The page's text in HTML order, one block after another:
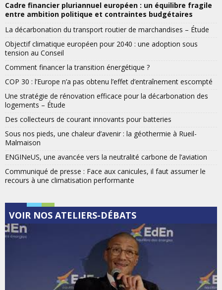
Cadre financier pluriannuel européen : un équilibre fragile
entre ambition politique et contraintes budgétaires
La décarbonation du transport routier de marchandises – Étude
Objectif climatique européen pour 2040 : une adoption sous
tension au Conseil
Comment financer la transition énergétique ?
COP 30 : l’Europe n’a pas obtenu l’effet d’entraînement escompté
Une stratégie de rénovation efficace pour la décarbonation des
logements – Étude
Des collecteurs de courant innovants pour batteries
Sous nos pieds, une chaleur d’avenir : la géothermie à Rueil-
Malmaison
ENGINeUS, une avancée vers la neutralité carbone de l’aviation
Communiqué de presse : Face aux canicules, il faut assumer le
recours à une climatisation performante
VOIR NOS ATELIERS-DÉBATS